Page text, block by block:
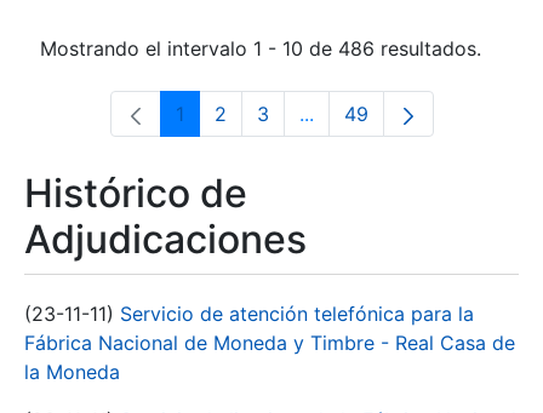
Mostrando el intervalo 1 - 10 de 486 resultados.
Página
1 Página
2 Página
3 ...Páginas intermedias Use
Página
49
Histórico de
Adjudicaciones
(23-11-11) Servicio de atención telefónica para la
Fábrica Nacional de Moneda y Timbre - Real Casa de
la Moneda